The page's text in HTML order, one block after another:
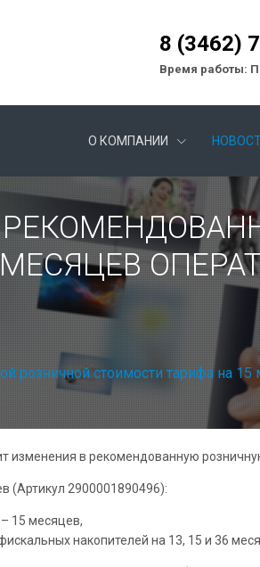
8 (3462)
Время работы:
О КОМПАНИИ
розничной стоимости тарифа на
изменения в рекомендованную
(Артикул 2900001890496):
15 месяцев,
накопителей на 13, 15 и 36